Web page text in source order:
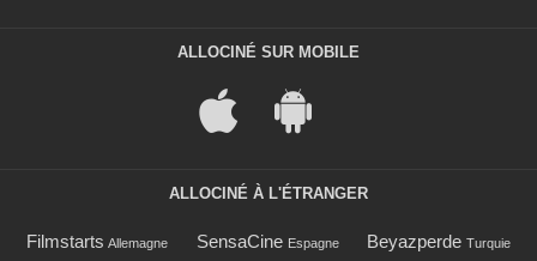
ALLOCINÉ SUR MOBILE
ALLOCINÉ À L'ÉTRANGER
Filmstarts Allemagne SensaCine Espagne Beyazperde Turquie